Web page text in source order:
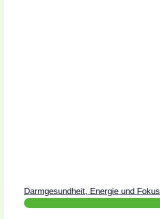
Darmgesundheit, Energie und Fokus